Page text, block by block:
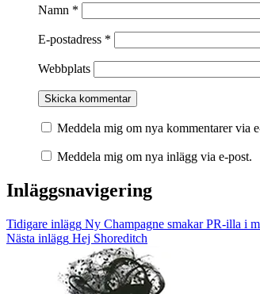
Namn *
E-postadress *
Webbplats
Meddela mig om nya kommentarer via
Meddela mig om nya inlägg via e-post.
Inläggsnavigering
Tidigare inlägg Ny Champagne smakar PR-illa i
Nästa inlägg Hej Shoreditch